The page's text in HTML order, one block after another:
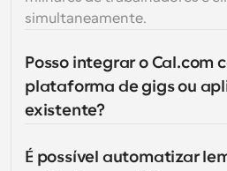
simultaneamente.
Posso integrar o Cal.com
plataforma de gigs ou
existente?
É possível automatizar